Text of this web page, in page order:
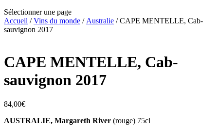
Sélectionner une page
Accueil /Vins du monde / Australie / CAPE MENTELLE, Cab-
sauvignon 2017
CAPE MENTELLE, Cab-
sauvignon 2017
84,00€
AUSTRALIE, Margareth River (rouge) 75cl